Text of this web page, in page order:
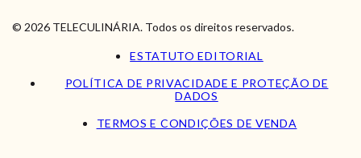
© 2026 TELECULINÁRIA. Todos os direitos reservados.
ESTATUTO EDITORIAL
POLÍTICA DE PRIVACIDADE E PROTEÇÃO DE
DADOS
TERMOS E CONDIÇÕES DE VENDA